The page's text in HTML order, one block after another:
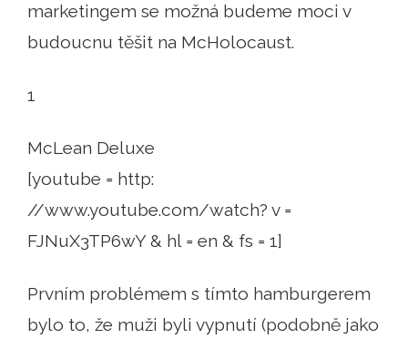
marketingem se možná budeme moci v
budoucnu těšit na McHolocaust.
1
McLean Deluxe
[youtube = http:
//www.youtube.com/watch? v =
FJNuX3TP6wY & hl = en & fs = 1]
Prvním problémem s tímto hamburgerem
bylo to, že muži byli vypnutí (podobně jako